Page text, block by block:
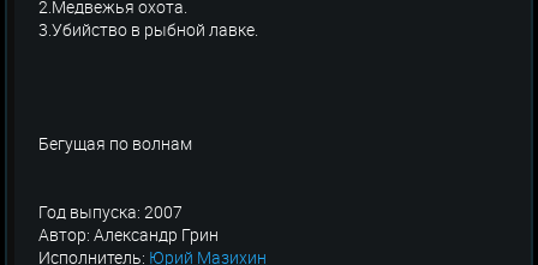
2.Медвежья охота.
3.Убийство в рыбной лавке.
Бегущая по волнам
Год выпуска: 2007
Автор: Александр Грин
Исполнитель: Юрий Мазихин